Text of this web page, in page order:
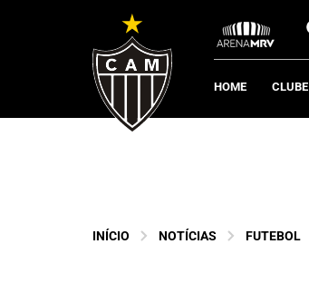
HOME CLUBE
INÍCIO NOTÍCIAS FUTEBOL